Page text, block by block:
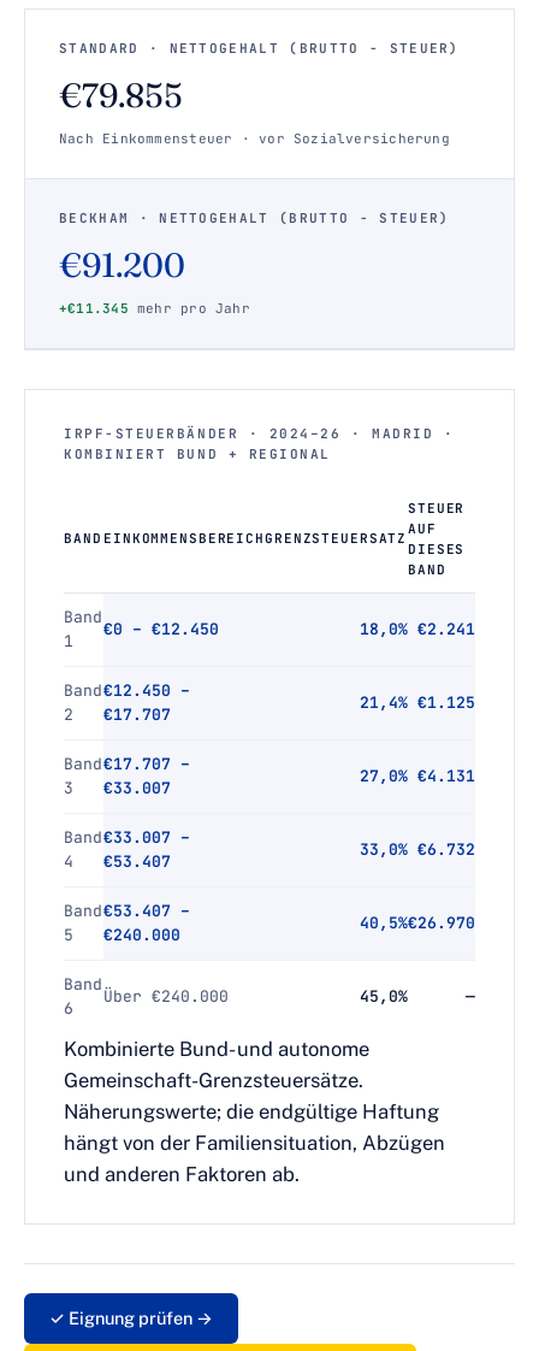
STANDARD · NETTOGEHALT (BRUTTO − STEUER)
€79.855
Nach Einkommensteuer · vor Sozialversicherung
BECKHAM · NETTOGEHALT (BRUTTO − STEUER)
€91.200
+€11.345 mehr pro Jahr
IRPF-STEUERBÄNDER · 2024–26 · MADRID ·
KOMBINIERT BUND + REGIONAL
BAND EINKOMMENSBEREICHGRENZSTEUERSATZ
STEUER
AUF
DIESES
BAND
Band
1
€0 – €12.450 18,0% €2.241
Band
2
€12.450 –
€17.707
21,4% €1.125
Band
3
€17.707 –
€33.007
27,0% €4.131
Band
4
€33.007 –
€53.407
33,0% €6.732
Band
5
€53.407 –
€240.000
40,5%€26.970
Band
6
Über €240.000 45,0% —
Kombinierte Bund- und autonome
Gemeinschaft-Grenzsteuersätze.
Näherungswerte; die endgültige Haftung
hängt von der Familiensituation, Abzügen
und anderen Faktoren ab.
✓ Eignung prüfen →